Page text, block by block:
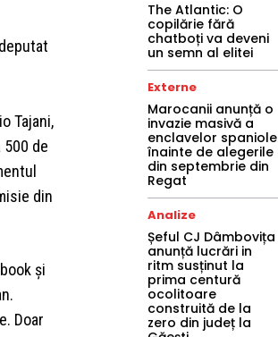
Tajani,
de
din
și
Doar
The Atlantic: O
copilărie fără
chatboți va deveni
un semn al elitei
Externe
Marocanii anunță o
invazie masivă a
enclavelor spaniole
înainte de alegerile
din septembrie din
Regat
Analize
Șeful CJ Dâmbovița
anunță lucrări in
ritm susținut la
prima centură
ocolitoare
construită de la
zero din județ la